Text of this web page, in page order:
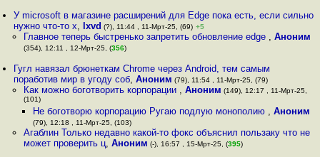
У microsoft в магазине расширений для Edge пока есть, если сильно
нужно что-то х, lxvd (?), 11:44 , 11-Мрт-25, (69) +5
Главное теперь быстренько запретить обновление edge , Аноним
(354), 12:11 , 12-Мрт-25, (356)
Гугл навязал брюнеткам Chrome через Android, тем самым
поработив мир в угоду соб,Аноним (79), 11:54 , 11-Мрт-25, (79)
Как можно боготворить корпорации , Аноним (149), 12:17 , 11-Мрт-25,
(101)
Не боготворю корпорацию Ругаю подлую монополию , Аноним
(79), 12:18 , 11-Мрт-25, (103)
Агаблин Только недавно какой-то фокс объяснил пользаку что не
может проверить ц, Аноним (-), 16:57 , 15-Мрт-25, (395)